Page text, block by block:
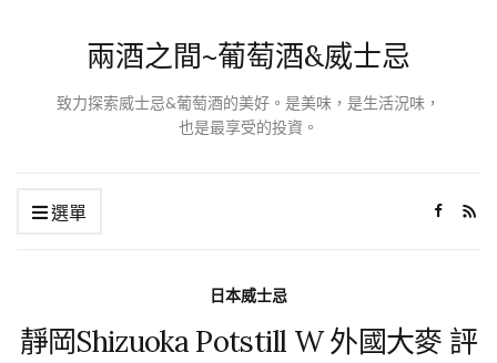
兩酒之間~葡萄酒&威士忌
致力探索威士忌&葡萄酒的美好。是美味，是生活況味，
也是最享受的投資。
選單
日本威士忌
靜岡Shizuoka Potstill W 外國大麥 評